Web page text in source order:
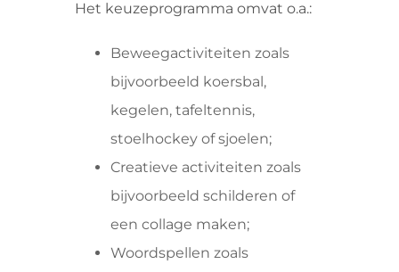
Het keuzeprogramma omvat o.a.:
Beweegactiviteiten zoals
bijvoorbeeld koersbal,
kegelen, tafeltennis,
stoelhockey of sjoelen;
Creatieve activiteiten zoals
bijvoorbeeld schilderen of
een collage maken;
Woordspellen zoals